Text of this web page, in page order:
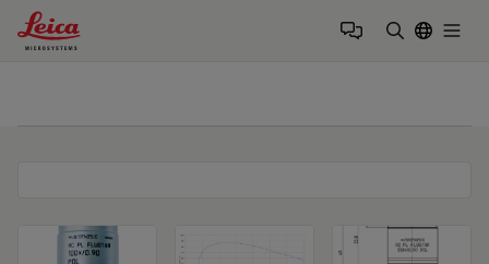
Leica Microsystems Logo